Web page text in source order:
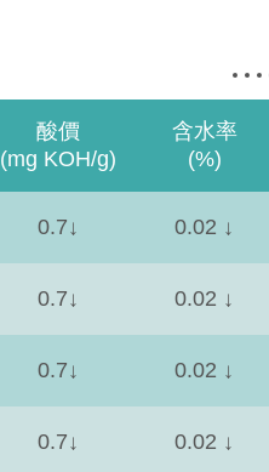
酸價
(mg KOH/g)
含水率
(%)
0.7↓ 0.02 ↓
0.7↓ 0.02 ↓
0.7↓ 0.02 ↓
0.7↓ 0.02 ↓